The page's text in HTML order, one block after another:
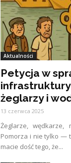
Aktualności
Petycja w
żeglarzy i
13 czerwca 2025
Żeglarze, wędkarze,
Pomorza i nie tylko —
macie dość tego, że...